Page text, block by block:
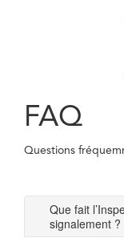
FAQ
Questions
Que fait
signalement ?